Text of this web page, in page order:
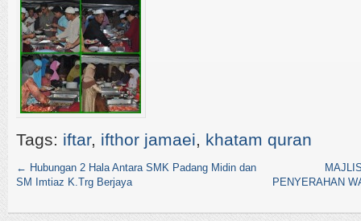
Tags: iftar, ifthor jamaei, khatam quran
← Hubungan 2 Hala Antara SMK Padang Midin dan
SM Imtiaz K.Trg Berjaya
PENYERAHAN